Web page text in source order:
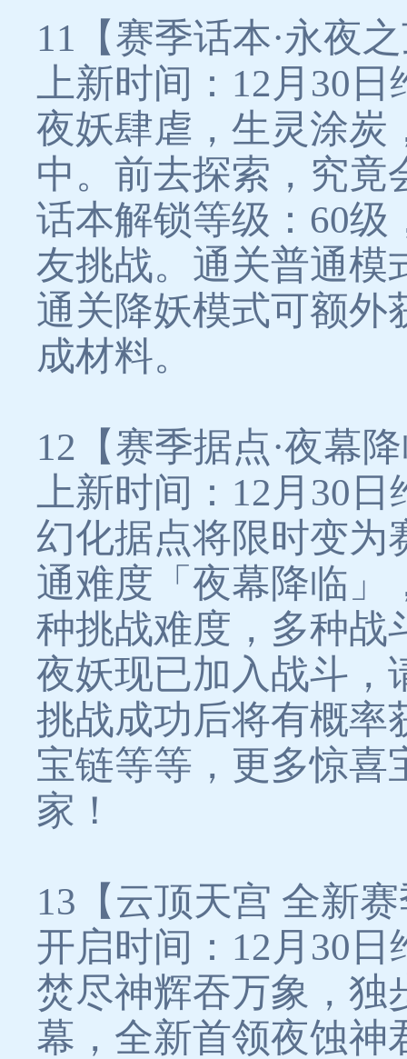
11【赛季话本·永夜
上新时间：12月30日
夜妖肆虐，生灵涂炭
中。前去探索，究
话本解锁等级：60
友挑战。通关普通模
通关降妖模式可额外
成材料。
12【赛季据点·夜幕
上新时间：12月30日
幻化据点将限时变为
通难度「夜幕降临」
种挑战难度，多种战
夜妖现已加入战斗，
挑战成功后将有概率
宝链等等，更多惊喜
家！
13【云顶天宫 全新
开启时间：12月30日
焚尽神辉吞万象，独
幕，全新首领夜蚀神